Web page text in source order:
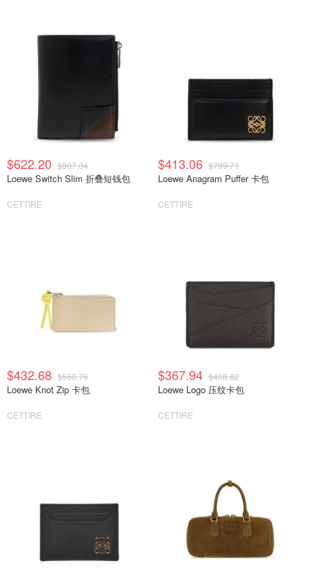
$622.20 $807.04
Loewe Switch Slim 折叠短钱包
CETTIRE
$413.06 $799.71
Loewe Anagram Puffer 卡包
CETTIRE
$432.68 $560.76
Loewe Knot Zip 卡包
CETTIRE
$367.94 $408.82
Loewe Logo 压纹卡包
CETTIRE